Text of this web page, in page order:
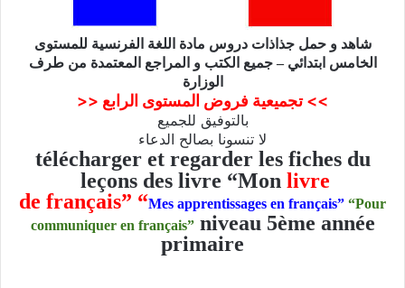
شاهد و حمل جذاذات دروس مادة اللغة الفرنسية للمستوى
الخامس ابتدائي – جميع الكتب و المراجع المعتمدة من طرف
الوزارة
>> تجميعية فروض المستوى الرابع <<
بالتوفيق للجميع
لا تنسونا بصالح الدعاء
télécharger et regarder les fiches du
leçons des livre “Mon livre
de français” “Mes apprentissages en français” “Pour
communiquer en français”niveau 5ème année
primaire